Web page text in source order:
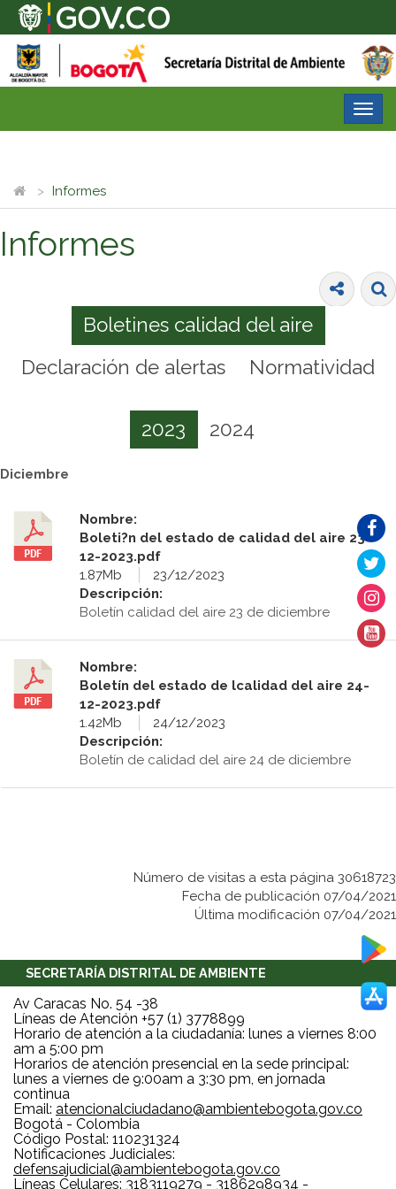
Informes
Informes
Boletines calidad del aire
Declaración de alertas
Normatividad
2023 2024
Diciembre
Nombre:
Boleti?n del estado de calidad del aire 23-
12-2023.pdf
1.87Mb
23/12/2023
Descripción:
Boletín calidad del aire 23 de diciembre
Nombre:
Boletín del estado de lcalidad del aire 24-
12-2023.pdf
1.42Mb
24/12/2023
Descripción:
Boletín de calidad del aire 24 de diciembre
Número de visitas a esta página 30618723
Fecha de publicación 07/04/2021
Última modificación 07/04/2021
SECRETARÍA DISTRITAL DE AMBIENTE
Av Caracas No. 54 -38
Líneas de Atención +57 (1) 3778899
Horario de atención a la ciudadanía: lunes a viernes 8:00
am a 5:00 pm
Horarios de atención presencial en la sede principal:
lunes a viernes de 9:00am a 3:30 pm, en jornada
continua
Email: atencionalciudadano@ambientebogota.gov.co
Bogotá - Colombia
Código Postal: 110231324
Notificaciones Judiciales:
defensajudicial@ambientebogota.gov.co
Líneas Celulares: 3183119279 - 3186298934 -